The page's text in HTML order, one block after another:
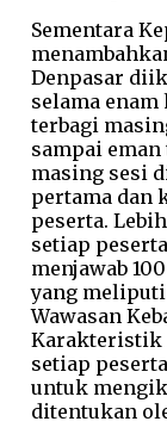
Sementara
Denpasar
selama
terbagi
sampai
masing sesi
pertama dan
peserta.
setiap
menjawab
yang meliputi
Wawasan
Karakteristik
setiap
untuk
ditentukan